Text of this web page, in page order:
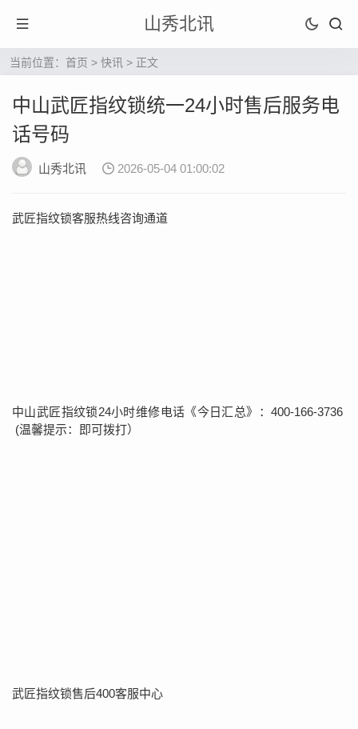
山秀北讯
当前位置： 首页 > 快讯 > 正文
中山武匠指纹锁统一24小时售后服务电
话号码
山秀北讯 2026-05-04 01:00:02
武匠指纹锁客服热线咨询通道
中山武匠指纹锁24小时维修电话《今日汇总》：400-166-3736
(温馨提示：即可拨打）
武匠指纹锁售后400客服中心